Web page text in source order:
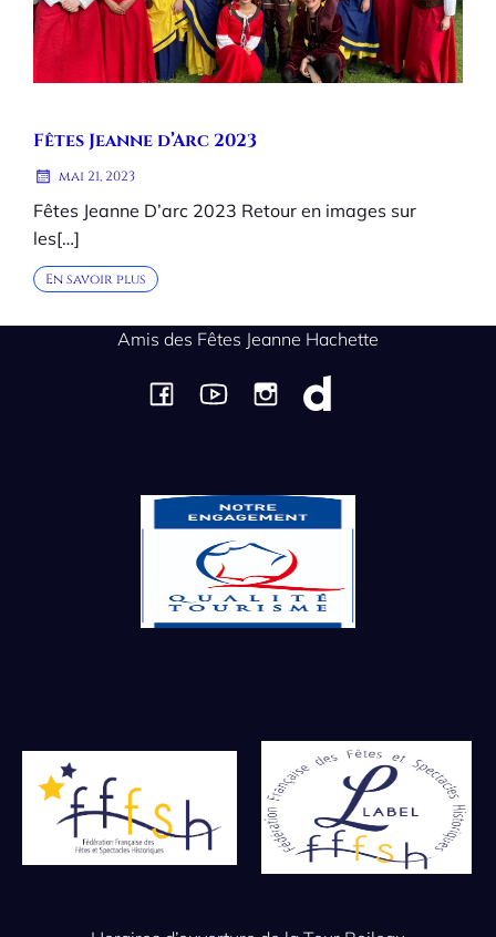
Fêtes Jeanne d’Arc 2023
mai 21, 2023
Fêtes Jeanne D’arc 2023 Retour en images sur
les[…]
En savoir plus
Amis des Fêtes Jeanne Hachette